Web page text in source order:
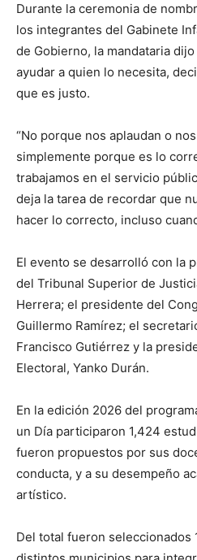
Durante la ceremonia de
los integrantes del Gabinete
de Gobierno, la mandataria
ayudar a quien lo necesita,
que es justo.
“No porque nos aplaudan o
simplemente porque es lo
trabajamos en el servicio
deja la tarea de recordar que
hacer lo correcto, incluso
El evento se desarrolló con la
del Tribunal Superior de
Herrera; el presidente del
Guillermo Ramírez; el
Francisco Gutiérrez y la
Electoral, Yanko Durán.
En la edición 2026 del
un Día participaron 1,424
fueron propuestos por sus
conducta, y a su desempeño
artístico.
Del total fueron seleccionados